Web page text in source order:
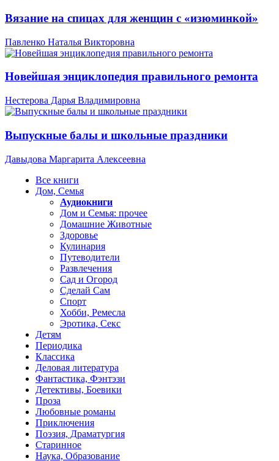
Вязание на спицах для женщин с «изюминкой»
Павленко Наталья Викторовна
Новейшая энциклопедия правильного ремонта
Нестерова Дарья Владимировна
Выпускные балы и школьные праздники
Давыдова Маргарита Алексеевна
Все книги
Дом, Семья
Аудиокниги
Дом и Семья: прочее
Домашние Животные
Здоровье
Кулинария
Путеводители
Развлечения
Сад и Огород
Сделай Сам
Спорт
Хобби, Ремесла
Эротика, Секс
Детям
Периодика
Классика
Деловая литература
Фантастика, Фэнтэзи
Детективы, Боевики
Проза
Любовные романы
Приключения
Поэзия, Драматургия
Старинное
Наука, Образование